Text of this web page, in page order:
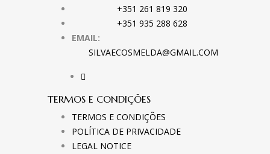
+351 261 819 320
+351 935 288 628
EMAIL:
SILVAECOSMELDA@GMAIL.COM
TERMOS E CONDIÇÕES
TERMOS E CONDIÇÕES
POLÍTICA DE PRIVACIDADE
LEGAL NOTICE